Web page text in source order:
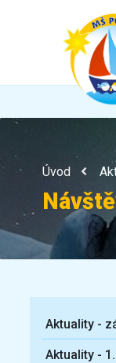
Úvod
Aktuality -
Aktuality -